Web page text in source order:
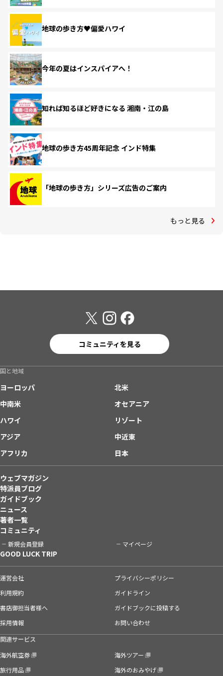
地球の歩き方♥偏愛ハワイ
今年の夏はインスパイアへ！
知れば知るほど好きになる 湘南・江の島
地球の歩き方45周年記念 インド特集
「地球の歩き方」シリーズ広告のご案内
もっと見る
コミュニティを見る
国と地域
ヨーロッパ
北米
中南米
オセアニア
ハワイ
リゾート
アジア
中近東
アフリカ
日本
ウェブマガジン
特派員ブログ
ガイドブック
ニュース
著者一覧
コミュニティ
新規会員登録 マイページ
GOOD LUCK TRIP
運営会社
プライバシーポリシー
利用規約
ガイドライン
書店御担当者様へ
ガイドブックに投稿する
採用情報
お問い合わせ
関連サービス
海外航空券
海外ツアー
旅行用品
海外のおみやげ